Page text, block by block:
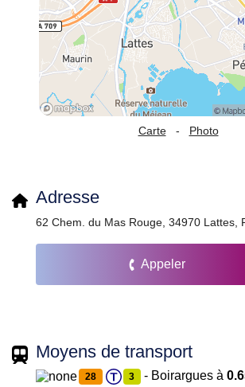
Carte - Photo
Adresse
62 Chem. du Mas Rouge, 34970 Lattes,
Appeler
Moyens de transport
28 3 - Boirargues à